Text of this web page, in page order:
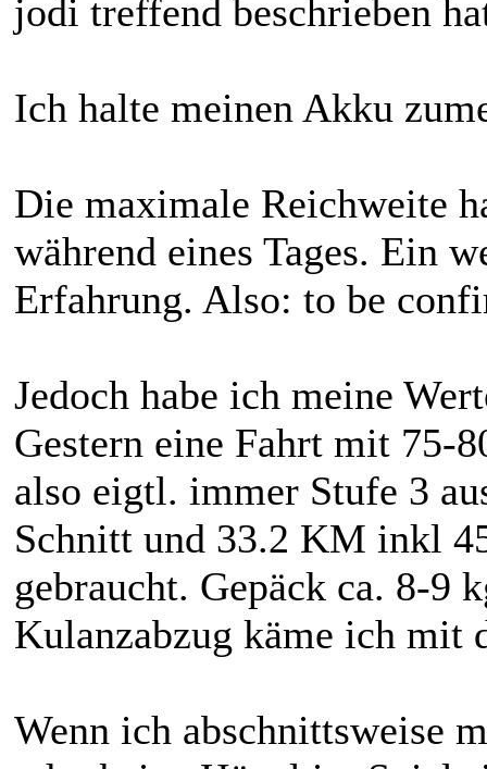
jodi treffend beschrieben
Ich halte meinen Akku
Die maximale Reichweite
während eines Tages. Ein
Erfahrung. Also: to be
Jedoch habe ich meine
Gestern eine Fahrt mit 75-
also eigtl. immer Stufe 3
Schnitt und 33.2 KM inkl
gebraucht. Gepäck ca. 8-9
Kulanzabzug käme ich mit
Wenn ich abschnittsweise